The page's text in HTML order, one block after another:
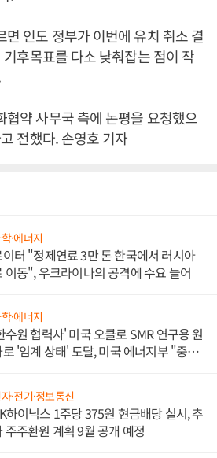
면 인도 정부가 이번에 유치 취소 결
후목표를 다소 낮춰잡는 점이 작
협약 사무국 측에 논평을 요청했으
전했다. 손영호 기자
·에너지
터 "정제연료 3만 톤 한국에서 러시아
이동", 우크라이나의 공격에 수요 늘어
·에너지
수원 협력사' 미국 오클로 SMR 연구용 원
'임계 상태' 도달, 미국 에너지부 "중요
·전기·정보통신
하이닉스 1주당 375원 현금배당 실시, 추
주주환원 계획 9월 공개 예정